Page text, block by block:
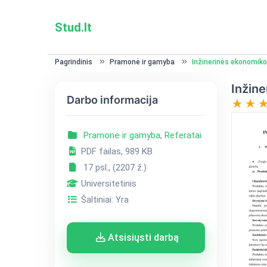
Stud.lt
Pagrindinis Pramonė ir gamyba Inžinerinės
Darbo informacija
Pramonė ir gamyba, Referatai
PDF failas, 989 KB
17 psl., (2207 ž.)
Universitetinis
Šaltiniai: Yra
Atsisiųsti darbą